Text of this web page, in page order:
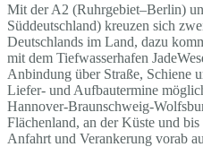
Mit der A2 (Ruhrgebiet–Berlin)
Süddeutschland) kreuzen sich
Deutschlands im Land, dazu
mit dem Tiefwasserhafen
Anbindung über Straße, Schiene
Liefer- und Aufbautermine
Hannover-Braunschweig-
Flächenland, an der Küste und
Anfahrt und Verankerung vorab